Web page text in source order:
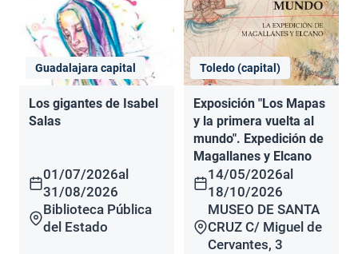
Guadalajara capital
Los gigantes de Isabel
Salas
01/07/2026al
31/08/2026
Biblioteca Pública
del Estado
Toledo (capital)
Exposición "Los Mapas
y la primera vuelta al
mundo". Expedición de
Magallanes y Elcano
14/05/2026al
18/10/2026
MUSEO DE SANTA
CRUZ C/ Miguel de
Cervantes, 3